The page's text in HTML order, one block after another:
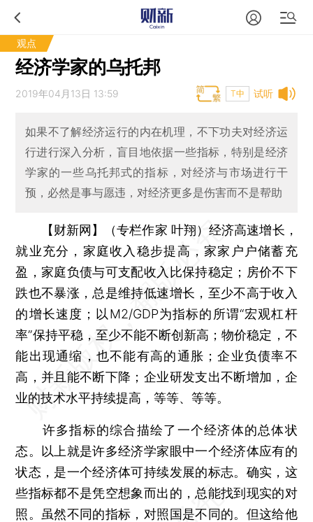
观点
经济学家的乌托邦
试听
2019年04月13日 13:59 T中
如果不了解经济运行的内在机理，不下功夫对经济运
行进行深入分析，盲目地依据一些指标，特别是经济
学家的一些乌托邦式的指标，对经济与市场进行干
预，必然是事与愿违，对经济更多是伤害而不是帮助
【财新网】（专栏作家 叶翔）经济高速增长，
就业充分，家庭收入稳步提高，家家户户储蓄充
盈，家庭负债与可支配收入比保持稳定；房价不下
跌也不暴涨，总是维持低速增长，至少不高于收入
的增长速度；以M2/GDP为指标的所谓“宏观杠杆
率”保持平稳，至少不能不断创新高；物价稳定，不
能出现通缩，也不能有高的通胀；企业负债率不
高，并且能不断下降；企业研发支出不断增加，企
业的技术水平持续提高，等等、等等。
许多指标的综合描绘了一个经济体的总体状
态。以上就是许多经济学家眼中一个经济体应有的
状态，是一个经济体可持续发展的标志。确实，这
些指标都不是凭空想象而出的，总能找到现实的对
照。虽然不同的指标，对照国是不同的。但这给他